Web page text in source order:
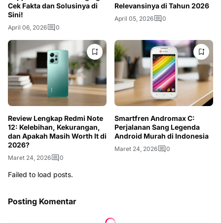
Cek Fakta dan Solusinya di
Sini!
April 06, 2026 0
Relevansinya di Tahun 2026
April 05, 2026 0
Review Lengkap Redmi Note
12: Kelebihan, Kekurangan,
dan Apakah Masih Worth It di
2026?
Maret 24, 2026 0
Smartfren Andromax C:
Perjalanan Sang Legenda
Android Murah di Indonesia
Maret 24, 2026 0
Failed to load posts.
Posting Komentar